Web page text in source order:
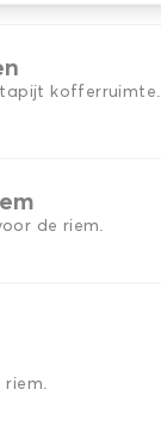
tapijt kofferruimte.
de riem.
riem.